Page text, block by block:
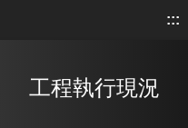
:::
工程執行現況